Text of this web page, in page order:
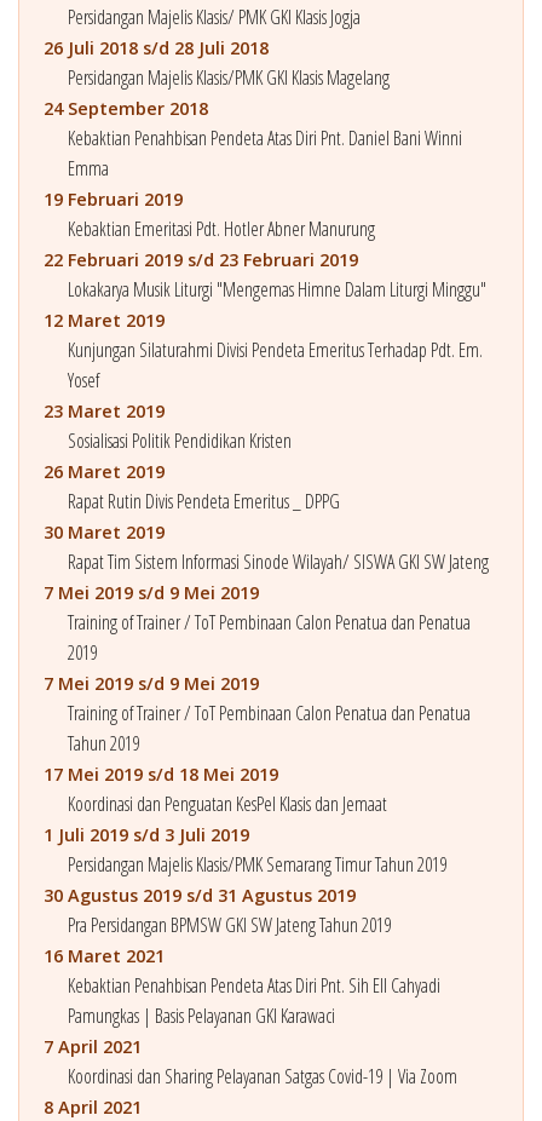
Persidangan Majelis Klasis/ PMK GKI Klasis Jogja
26 Juli 2018 s/d 28 Juli 2018
Persidangan Majelis Klasis/PMK GKI Klasis Magelang
24 September 2018
Kebaktian Penahbisan Pendeta Atas Diri Pnt. Daniel Bani Winni
Emma
19 Februari 2019
Kebaktian Emeritasi Pdt. Hotler Abner Manurung
22 Februari 2019 s/d 23 Februari 2019
Lokakarya Musik Liturgi "Mengemas Himne Dalam Liturgi Minggu"
12 Maret 2019
Kunjungan Silaturahmi Divisi Pendeta Emeritus Terhadap Pdt. Em.
Yosef
23 Maret 2019
Sosialisasi Politik Pendidikan Kristen
26 Maret 2019
Rapat Rutin Divis Pendeta Emeritus _ DPPG
30 Maret 2019
Rapat Tim Sistem Informasi Sinode Wilayah/ SISWA GKI SW Jateng
7 Mei 2019 s/d 9 Mei 2019
Training of Trainer / ToT Pembinaan Calon Penatua dan Penatua
2019
7 Mei 2019 s/d 9 Mei 2019
Training of Trainer / ToT Pembinaan Calon Penatua dan Penatua
Tahun 2019
17 Mei 2019 s/d 18 Mei 2019
Koordinasi dan Penguatan KesPel Klasis dan Jemaat
1 Juli 2019 s/d 3 Juli 2019
Persidangan Majelis Klasis/PMK Semarang Timur Tahun 2019
30 Agustus 2019 s/d 31 Agustus 2019
Pra Persidangan BPMSW GKI SW Jateng Tahun 2019
16 Maret 2021
Kebaktian Penahbisan Pendeta Atas Diri Pnt. Sih Ell Cahyadi
Pamungkas | Basis Pelayanan GKI Karawaci
7 April 2021
Koordinasi dan Sharing Pelayanan Satgas Covid-19 | Via Zoom
8 April 2021